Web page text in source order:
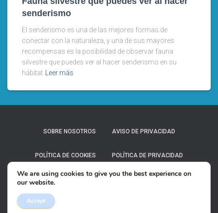
senderismo
El senderismo es una de las mejores formas de
conectar con la naturaleza, y una de sus mayores
recompensas es la posibilidad de observar fauna
silvestre que puedes ver al hacer senderismo en su
hábitat
Leer más
SOBRE NOSOTROS AVISO DE PRIVACIDAD
POLÍTICA DE COOKIES POLÍTICA DE PRIVACIDAD
TÉRMINOS Y CONDICIONES
Hestia | Desarrollado por
We are using cookies to give you the best experience on
our website.
Accept